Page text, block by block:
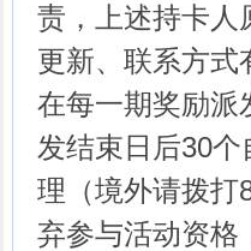
责，上述持卡人
更新、联系方式
在每一期奖励派
发结束日后30
理（境外请拨打
弃参与活动资格